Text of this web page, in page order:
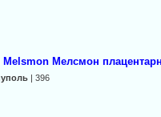
Melsmon Мелсмон
| 396